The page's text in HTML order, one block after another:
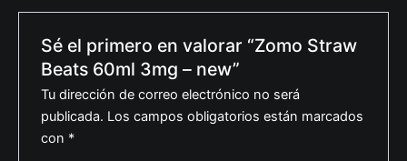
Sé el primero en valorar “Zomo Straw
Beats 60ml 3mg – new”
Tu dirección de correo electrónico no será
publicada. Los campos obligatorios están marcados
con *